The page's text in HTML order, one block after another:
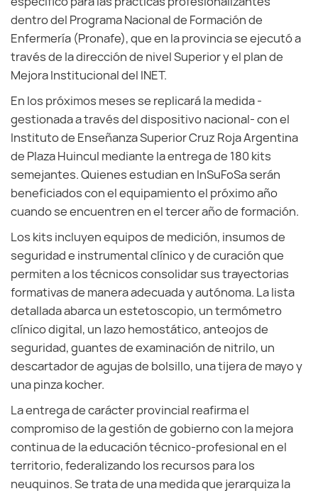
dentro del Programa Nacional de Formación de
Enfermería (Pronafe), que en la provincia se ejecutó a
través de la dirección de nivel Superior y el plan de
Mejora Institucional del INET.
En los próximos meses se replicará la medida -
gestionada a través del dispositivo nacional- con el
Instituto de Enseñanza Superior Cruz Roja Argentina
de Plaza Huincul mediante la entrega de 180 kits
semejantes. Quienes estudian en InSuFoSa serán
beneficiados con el equipamiento el próximo año
cuando se encuentren en el tercer año de formación.
Los kits incluyen equipos de medición, insumos de
seguridad e instrumental clínico y de curación que
permiten a los técnicos consolidar sus trayectorias
formativas de manera adecuada y autónoma. La lista
detallada abarca un estetoscopio, un termómetro
clínico digital, un lazo hemostático, anteojos de
seguridad, guantes de examinación de nitrilo, un
descartador de agujas de bolsillo, una tijera de mayo y
una pinza kocher.
La entrega de carácter provincial reafirma el
compromiso de la gestión de gobierno con la mejora
continua de la educación técnico-profesional en el
territorio, federalizando los recursos para los
neuquinos. Se trata de una medida que jerarquiza la